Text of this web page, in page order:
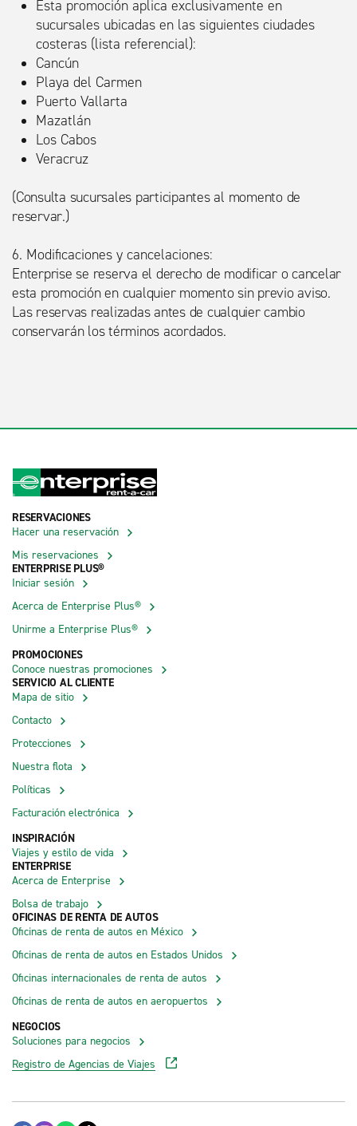
Esta promoción aplica exclusivamente en
sucursales ubicadas en las siguientes ciudades
costeras (lista referencial):
Cancún
Playa del Carmen
Puerto Vallarta
Mazatlán
Los Cabos
Veracruz
(Consulta sucursales participantes al momento de
reservar.)
6. Modificaciones y cancelaciones:
Enterprise se reserva el derecho de modificar o cancelar
esta promoción en cualquier momento sin previo aviso.
Las reservas realizadas antes de cualquier cambio
conservarán los términos acordados.
RESERVACIONES
Hacer una reservación
Mis reservaciones
ENTERPRISE PLUS®
Iniciar sesión
Acerca de Enterprise Plus®
Unirme a Enterprise Plus®
PROMOCIONES
Conoce nuestras promociones
SERVICIO AL CLIENTE
Mapa de sitio
Contacto
Protecciones
Nuestra flota
Políticas
Facturación electrónica
INSPIRACIÓN
Viajes y estilo de vida
ENTERPRISE
Acerca de Enterprise
Bolsa de trabajo
OFICINAS DE RENTA DE AUTOS
Oficinas de renta de autos en México
Oficinas de renta de autos en Estados Unidos
Oficinas internacionales de renta de autos
Oficinas de renta de autos en aeropuertos
NEGOCIOS
Soluciones para negocios
Registro de Agencias de Viajes